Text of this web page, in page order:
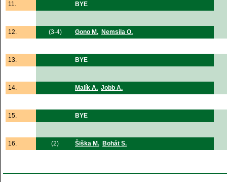
11. BYE
12. (3-4) Gono M. Nemsila O.
13. BYE
14. Malík A. Jobb A.
15. BYE
16. (2) Šiška M. Bohát S.